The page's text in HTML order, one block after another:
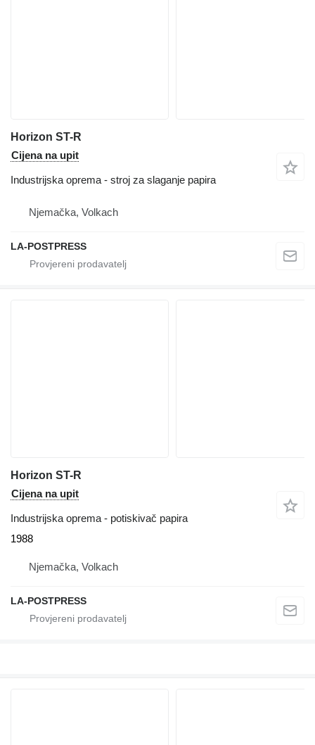
Horizon ST-R
Cijena na upit
Industrijska oprema - stroj za slaganje papira
Njemačka, Volkach
LA-POSTPRESS
Horizon ST-R
Cijena na upit
Industrijska oprema - potiskivač papira
1988
Njemačka, Volkach
LA-POSTPRESS